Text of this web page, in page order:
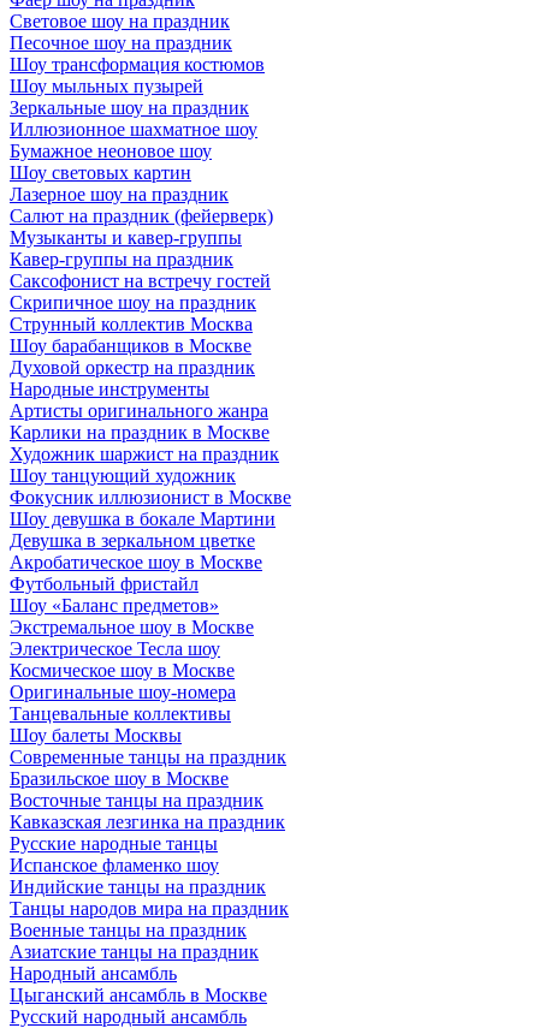
Световое шоу на праздник
Песочное шоу на праздник
Шоу трансформация костюмов
Шоу мыльных пузырей
Зеркальные шоу на праздник
Иллюзионное шахматное шоу
Бумажное неоновое шоу
Шоу световых картин
Лазерное шоу на праздник
Салют на праздник (фейерверк)
Музыканты и кавер-группы
Кавер-группы на праздник
Саксофонист на встречу гостей
Скрипичное шоу на праздник
Струнный коллектив Москва
Шоу барабанщиков в Москве
Духовой оркестр на праздник
Народные инструменты
Артисты оригинального жанра
Карлики на праздник в Москве
Художник шаржист на праздник
Шоу танцующий художник
Фокусник иллюзионист в Москве
Шоу девушка в бокале Мартини
Девушка в зеркальном цветке
Акробатическое шоу в Москве
Футбольный фристайл
Шоу «Баланс предметов»
Экстремальное шоу в Москве
Электрическое Тесла шоу
Космическое шоу в Москве
Оригинальные шоу-номера
Танцевальные коллективы
Шоу балеты Москвы
Современные танцы на праздник
Бразильское шоу в Москве
Восточные танцы на праздник
Кавказская лезгинка на праздник
Русские народные танцы
Испанское фламенко шоу
Индийские танцы на праздник
Танцы народов мира на праздник
Военные танцы на праздник
Азиатские танцы на праздник
Народный ансамбль
Цыганский ансамбль в Москве
Русский народный ансамбль